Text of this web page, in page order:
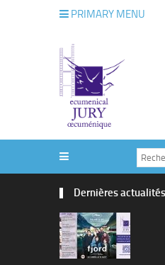
PRIMARY MENU
Dernières actualités